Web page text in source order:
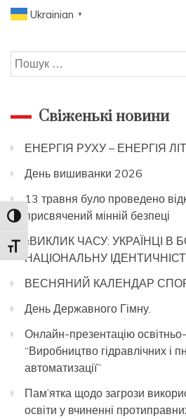
Toggle High Contrast
Toggle Font size
Ukrainian ▼
Пошук:
Свіженькі новини
ЕНЕРГІЯ РУХУ – ЕНЕРГІЯ
День вишиванки 2026
13 травня було проведено
присвячений мінній безпеці
«ВИКЛИК ЧАСУ: УКРАЇНЦІ В
НАЦІОНАЛЬНУ
ВЕСНЯНИЙ КАЛЕНДАР
День Державного Гімну.
Онлайн-презентацію
“Виробництво гідравлічних і
автоматизації”
Пам’ятка щодо загрози
освіти у вчиненні